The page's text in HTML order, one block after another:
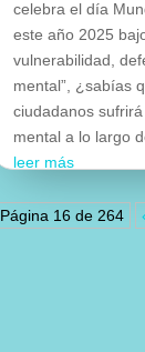
celebra el día
este año 2025
vulnerabilidad,
mental”, ¿sabías
ciudadanos
mental a lo largo
leer más
Página 16 de 264